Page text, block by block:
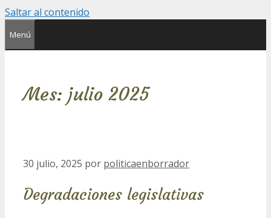
Saltar al contenido
Menú
Mes: julio 2025
30 julio, 2025 por politicaenborrador
Degradaciones legislativas